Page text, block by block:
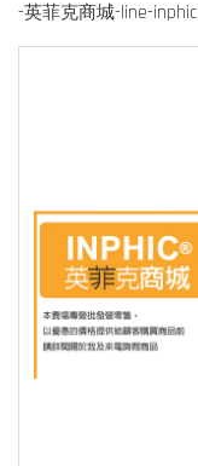
-英菲克商城-line-inphic